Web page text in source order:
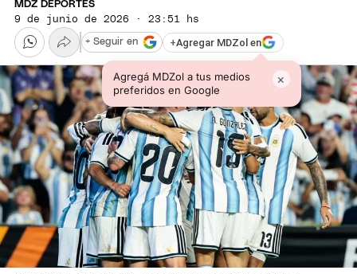
MDZ DEPORTES
9 de junio de 2026 · 23:51 hs
+Agregar MDZol en
Agregá MDZol a tus medios
preferidos en Google
×
+ Seguir en